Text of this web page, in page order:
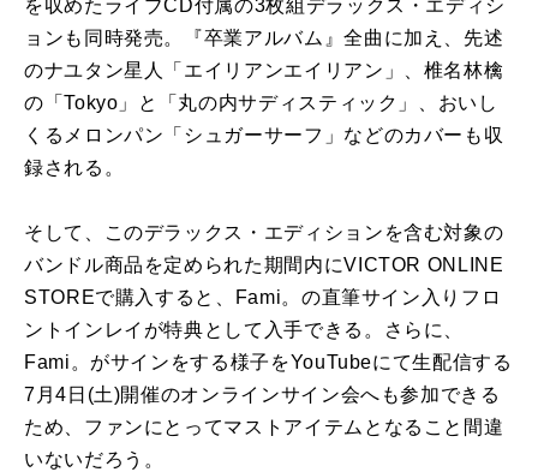
を収めたライブCD付属の3枚組デラックス・エディシ
ョンも同時発売。『卒業アルバム』全曲に加え、先述
のナユタン星人「エイリアンエイリアン」、椎名林檎
の「Tokyo」と「丸の内サディスティック」、おいし
くるメロンパン「シュガーサーフ」などのカバーも収
録される。
そして、このデラックス・エディションを含む対象の
バンドル商品を定められた期間内にVICTOR ONLINE
STOREで購入すると、Fami。の直筆サイン入りフロ
ントインレイが特典として入手できる。さらに、
Fami。がサインをする様子をYouTubeにて生配信する
7月4日(土)開催のオンラインサイン会へも参加できる
ため、ファンにとってマストアイテムとなること間違
いないだろう。